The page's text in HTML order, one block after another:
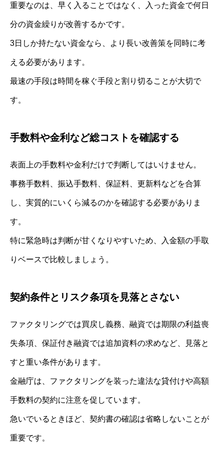
重要なのは、早く入ることではなく、入った資金で何日
分の資金繰りが改善するかです。
3日しか持たない資金なら、より長い改善策を同時に考
える必要があります。
最速の手段は時間を稼ぐ手段と割り切ることが大切で
す。
手数料や金利など総コストを確認する
表面上の手数料や金利だけで判断してはいけません。
事務手数料、振込手数料、保証料、更新料などを合算
し、実質的にいくら減るのかを確認する必要がありま
す。
特に緊急時は判断が甘くなりやすいため、入金額の手取
りベースで比較しましょう。
契約条件とリスク条項を見落とさない
ファクタリングでは買戻し義務、融資では期限の利益喪
失条項、保証付き融資では追加資料の求めなど、見落と
すと重い条件があります。
金融庁は、ファクタリングを装った違法な貸付けや高額
手数料の契約に注意を促しています。
急いでいるときほど、契約書の確認は省略しないことが
重要です。